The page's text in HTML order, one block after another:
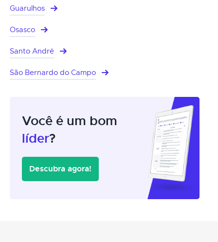
Guarulhos
Osasco
Santo André
São Bernardo do Campo
Você é um bom
líder?
Descubra agora!